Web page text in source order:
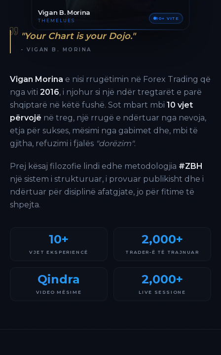
Vigan B. Morina
THEMELUES 10+ VITE
"Your Chart is your Dojo."
- VIGAN B. MORINA
Vigan Morina e nisi rrugëtimin në Forex Trading që
nga viti 2016, i njohur si një ndër tregtarët e parë
shqiptarë në këtë fushë. Sot mbart mbi 10 vjet
përvojë në treg, një rrugë e ndërtuar nga nevoja,
etja për sukses, mësimi nga gabimet dhe, mbi të
gjitha, refuzimi i fjalës "dorëzim".
Prej kësaj filozofie lindi edhe metodologjia #ZBH
një sistem i strukturuar, i provuar publikisht dhe i
ndërtuar për disiplinë afatgjate, jo për fitime të
shpejta.
10+
VJET EKSPERIENCË
2,000+
TRADER-Ë TË TRAJNUAR
Qindra
VIDEO MËSIME
2,000+
LIVE SESSIONE